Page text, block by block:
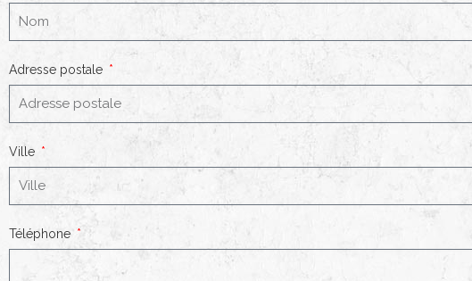
Adresse postale
Ville
Téléphone